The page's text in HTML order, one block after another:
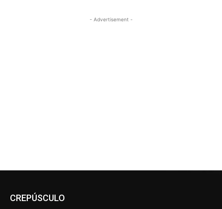
- Advertisement -
CREPÚSCULO